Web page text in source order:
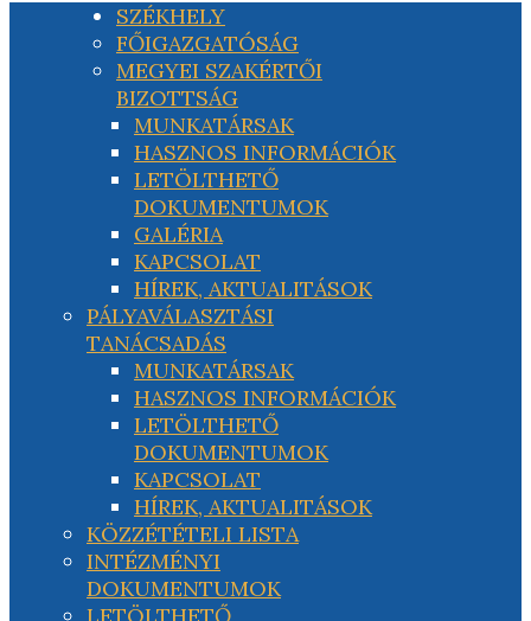
SZÉKHELY
FŐIGAZGATÓSÁG
MEGYEI SZAKÉRTŐI
BIZOTTSÁG
MUNKATÁRSAK
HASZNOS INFORMÁCIÓK
LETÖLTHETŐ
DOKUMENTUMOK
GALÉRIA
KAPCSOLAT
HÍREK, AKTUALITÁSOK
PÁLYAVÁLASZTÁSI
TANÁCSADÁS
MUNKATÁRSAK
HASZNOS INFORMÁCIÓK
LETÖLTHETŐ
DOKUMENTUMOK
KAPCSOLAT
HÍREK, AKTUALITÁSOK
KÖZZÉTÉTELI LISTA
INTÉZMÉNYI
DOKUMENTUMOK
LETÖLTHETŐ